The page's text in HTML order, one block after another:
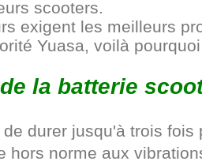
scooters.
exigent les meilleurs
Yuasa, voilà
la batterie
durer jusqu'à trois fois
hors norme aux